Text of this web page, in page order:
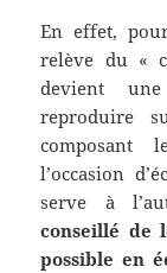
En effet,
relève du «
devient
reproduire
composant
l’occasion
serve à
conseillé de
possible en